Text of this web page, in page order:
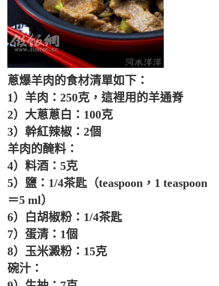
蔥爆羊肉的食材清單如下：
1）羊肉：250克，這裡用的羊通脊
2）大蔥蔥白：100克
3）幹紅辣椒：2個
羊肉的醃料：
4）料酒：5克
5）鹽：1/4茶匙（teaspoon，1 teaspoon
＝5 ml）
6）白胡椒粉：1/4茶匙
7）蛋清：1個
8）玉米澱粉：15克
碗汁：